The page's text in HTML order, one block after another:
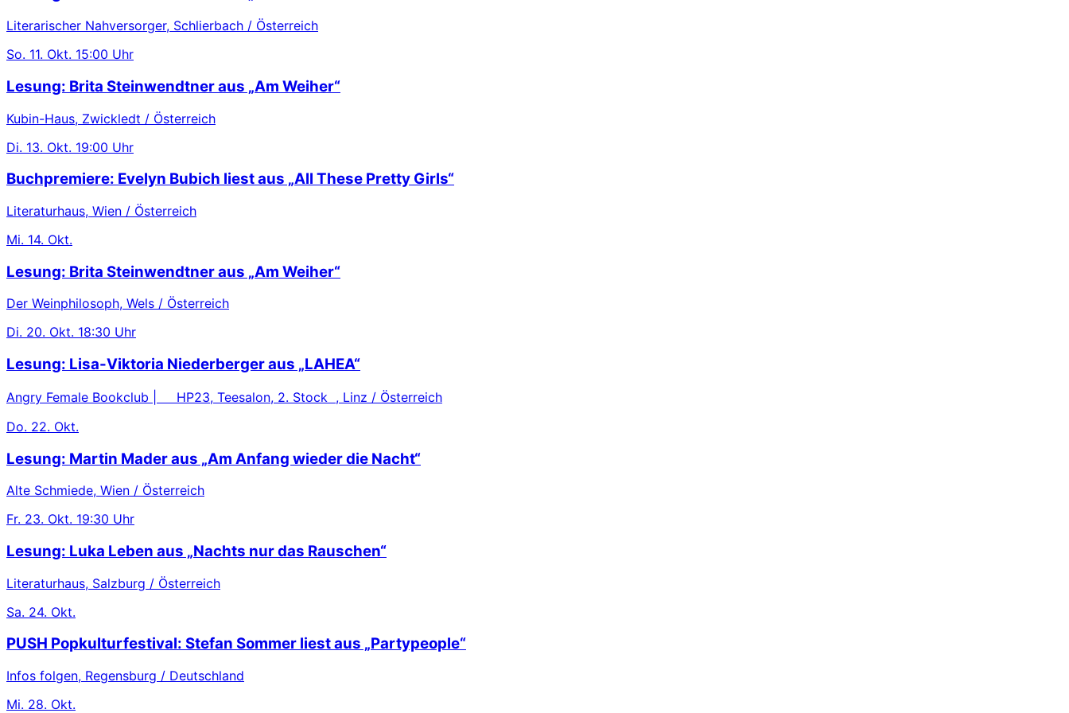
Literarischer Nahversorger, Schlierbach / Österreich
So. 11. Okt. 15:00 Uhr
Lesung: Brita Steinwendtner aus „Am Weiher“
Kubin-Haus, Zwickledt / Österreich
Di. 13. Okt. 19:00 Uhr
Buchpremiere: Evelyn Bubich liest aus „All These Pretty Girls“
Literaturhaus, Wien / Österreich
Mi. 14. Okt.
Lesung: Brita Steinwendtner aus „Am Weiher“
Der Weinphilosoph, Wels / Österreich
Di. 20. Okt. 18:30 Uhr
Lesung: Lisa-Viktoria Niederberger aus „LAHEA“
Angry Female Bookclub | HP23, Teesalon, 2. Stock , Linz / Österreich
Do. 22. Okt.
Lesung: Martin Mader aus „Am Anfang wieder die Nacht“
Alte Schmiede, Wien / Österreich
Fr. 23. Okt. 19:30 Uhr
Lesung: Luka Leben aus „Nachts nur das Rauschen“
Literaturhaus, Salzburg / Österreich
Sa. 24. Okt.
PUSH Popkulturfestival: Stefan Sommer liest aus „Partypeople“
Infos folgen, Regensburg / Deutschland
Mi. 28. Okt.